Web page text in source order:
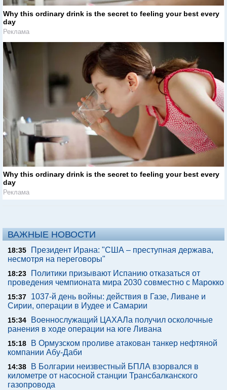
Why this ordinary drink is the secret to feeling your best every
day
Реклама
Why this ordinary drink is the secret to feeling your best every
day
Реклама
ВАЖНЫЕ НОВОСТИ
18:35
Президент Ирана: "США – преступная держава,
несмотря на переговоры"
18:23
Политики призывают Испанию отказаться от
проведения чемпионата мира 2030 совместно с Марокко
15:37
1037-й день войны: действия в Газе, Ливане и
Сирии, операции в Иудее и Самарии
15:34
Военнослужащий ЦАХАЛа получил осколочные
ранения в ходе операции на юге Ливана
15:18
В Ормузском проливе атакован танкер нефтяной
компании Абу-Даби
14:38
В Болгарии неизвестный БПЛА взорвался в
километре от насосной станции Трансбалканского
газопровода